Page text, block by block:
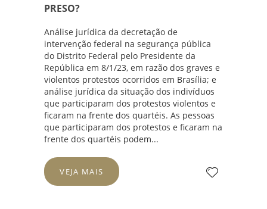
PRESO?
Análise jurídica da decretação de
intervenção federal na segurança pública
do Distrito Federal pelo Presidente da
República em 8/1/23, em razão dos graves e
violentos protestos ocorridos em Brasília; e
análise jurídica da situação dos indivíduos
que participaram dos protestos violentos e
ficaram na frente dos quartéis. As pessoas
que participaram dos protestos e ficaram na
frente dos quartéis podem...
VEJA MAIS